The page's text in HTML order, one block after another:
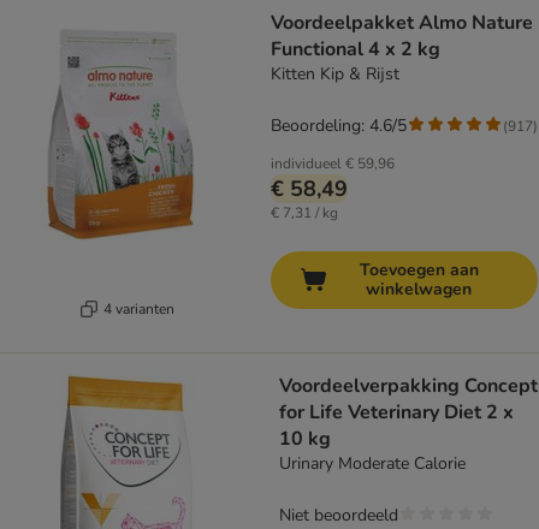
4 varianten
Voordeelpakket Almo Nature
Functional 4 x 2 kg
Kitten Kip & Rijst
individueel€ 59,96
€ 58,49
€ 7,31 / kg
Beoordeling: 4.6/5 (917)
Toevoegen aan
winkelwagen
Voordeelverpakking Concept
for Life Veterinary Diet 2 x
10 kg
Urinary Moderate Calorie
Niet beoordeeld